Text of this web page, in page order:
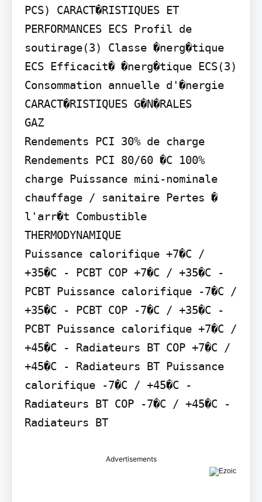
PCS) CARACT�RISTIQUES ET
PERFORMANCES ECS Profil de
soutirage(3) Classe �nerg�tique
ECS Efficacit� �nerg�tique ECS(3)
Consommation annuelle d'�nergie
CARACT�RISTIQUES G�N�RALES
GAZ
Rendements PCI 30% de charge
Rendements PCI 80/60 �C 100%
charge Puissance mini-nominale
chauffage / sanitaire Pertes �
l'arr�t Combustible
THERMODYNAMIQUE
Puissance calorifique +7�C /
+35�C - PCBT COP +7�C / +35�C -
PCBT Puissance calorifique -7�C /
+35�C - PCBT COP -7�C / +35�C -
PCBT Puissance calorifique +7�C /
+45�C - Radiateurs BT COP +7�C /
+45�C - Radiateurs BT Puissance
calorifique -7�C / +45�C -
Radiateurs BT COP -7�C / +45�C -
Radiateurs BT
Advertisements